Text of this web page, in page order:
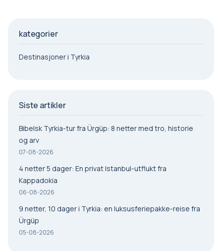
kategorier
Destinasjoner i Tyrkia
Siste artikler
Bibelsk Tyrkia-tur fra Ürgüp: 8 netter med tro, historie
og arv
07-08-2026
4 netter 5 dager: En privat Istanbul-utflukt fra
Kappadokia
06-08-2026
9 netter, 10 dager i Tyrkia: en luksusferiepakke-reise fra
Ürgüp
05-08-2026